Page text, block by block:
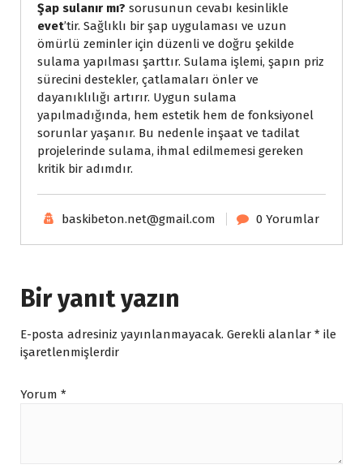
Şap sulanır mı? sorusunun cevabı kesinlikle
evet’tir. Sağlıklı bir şap uygulaması ve uzun
ömürlü zeminler için düzenli ve doğru şekilde
sulama yapılması şarttır. Sulama işlemi, şapın priz
sürecini destekler, çatlamaları önler ve
dayanıklılığı artırır. Uygun sulama
yapılmadığında, hem estetik hem de fonksiyonel
sorunlar yaşanır. Bu nedenle inşaat ve tadilat
projelerinde sulama, ihmal edilmemesi gereken
kritik bir adımdır.
baskibeton.net@gmail.com 0 Yorumlar
Bir yanıt yazın
E-posta adresiniz yayınlanmayacak. Gerekli alanlar * ile
işaretlenmişlerdir
Yorum *